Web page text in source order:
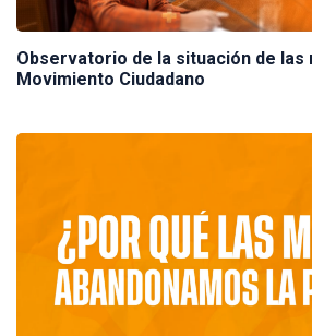
Observatorio de la situación de las
Movimiento Ciudadano